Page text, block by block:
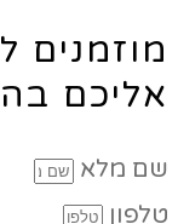
מוזמנים
אליכם
שם מלא
טלפון